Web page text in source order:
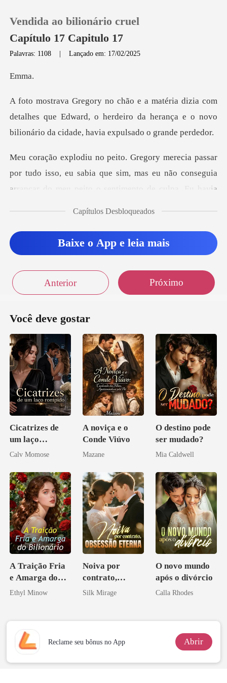
Loja
Histórico
Sair
Vendida ao bilionário cruel
Capítulo 17 Capitulo 17
Palavras: 1108 |Lançado em: 17/02/2025
ma
detalhes que Edward, o herdeiro da herança e o novo
bi
tudo isso, eu sabia que sim, mas eu não conseguia
arrancar
Capítulos Desbloqueados
Baixe o App e leia mais
Anterior Próximo
Você deve gostar
Cicatrizes de
um laço
rompido
Calv Momose
A noviça e o
Conde Viúvo
Mazane
O destino pode
ser mudado?
Mia Caldwell
A Traição Fria
e Amarga do
Bilionário
Ethyl Minow
Noiva por
contrato,
obsessão eterna
Silk Mirage
O novo mundo
após o divórcio
Calla Rhodes
Reclame seu bônus no App Abrir